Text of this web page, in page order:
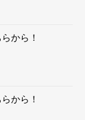
から！
から！